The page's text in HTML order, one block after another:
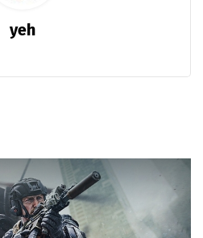
yeh